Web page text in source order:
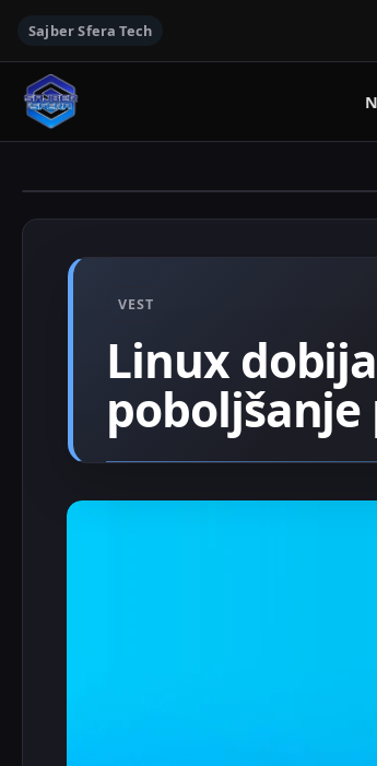
Sajber Sfera Tech
VEST
Linux